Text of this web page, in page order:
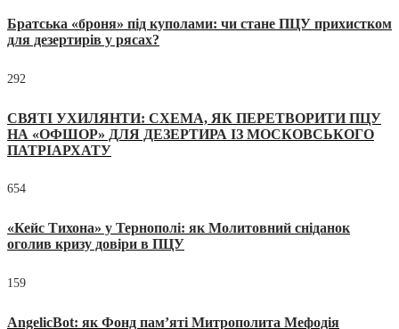
Братська «броня» під куполами: чи стане ПЦУ прихистком
для дезертирів у рясах?
292
СВЯТІ УХИЛЯНТИ: СХЕМА, ЯК ПЕРЕТВОРИТИ ПЦУ
НА «ОФШОР» ДЛЯ ДЕЗЕРТИРА ІЗ МОСКОВСЬКОГО
ПАТРІАРХАТУ
654
«Кейс Тихона» у Тернополі: як Молитовний сніданок
оголив кризу довіри в ПЦУ
159
AngelicBot: як Фонд пам’яті Митрополита Мефодія